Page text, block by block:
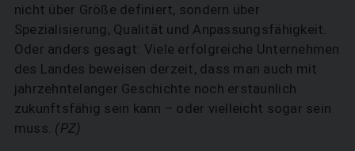
nicht über Größe definiert, sondern über
Spezialisierung, Qualität und Anpassungsfähigkeit.
Oder anders gesagt: Viele erfolgreiche Unternehmen
des Landes beweisen derzeit, dass man auch mit
jahrzehntelanger Geschichte noch erstaunlich
zukunfts­fähig sein kann – oder vielleicht sogar sein
muss. (PZ)